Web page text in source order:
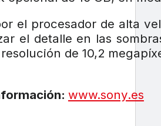
el procesador de alta
el detalle en las
de 10,2
www.sony.es